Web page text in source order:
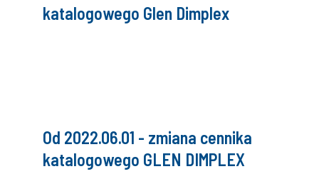
katalogowego Glen Dimplex
Od 2022.06.01 - zmiana cennika
katalogowego GLEN DIMPLEX